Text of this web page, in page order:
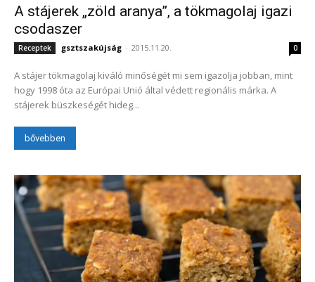
A stájerek „zöld aranya”, a tökmagolaj igazi
csodaszer
Receptek gsztszakújság - 2015.11.20. 0
A stájer tökmagolaj kiváló minőségét mi sem igazolja jobban, mint
hogy 1998 óta az Európai Unió által védett regionális márka. A
stájerek büszkeségét hideg...
bővebben